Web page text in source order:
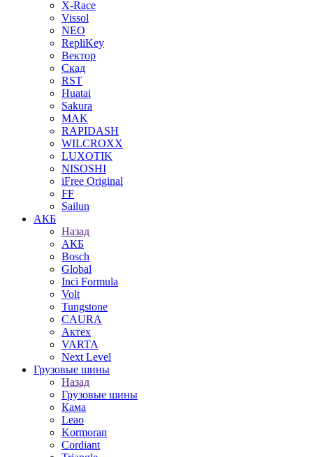
X-Race
Vissol
NEO
RepliKey
Вектор
Скад
RST
Huatai
Sakura
MAK
RAPIDASH
WILCROXX
LUXOTIK
NISOSHI
iFree Original
FF
Sailun
АКБ
Назад
АКБ
Bosch
Global
Inci Formula
Volt
Tungstone
CAURA
Актех
VARTA
Next Level
Грузовые шины
Назад
Грузовые шины
Кама
Leao
Kormoran
Cordiant